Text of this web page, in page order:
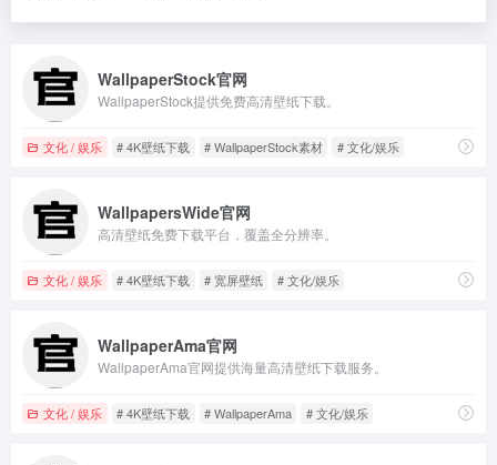
WallpaperStock官网
WallpaperStock提供免费高清壁纸下载。
文化 / 娱乐 # 4K壁纸下载 # WallpaperStock素材 # 文化/娱乐
WallpapersWide官网
高清壁纸免费下载平台，覆盖全分辨率。
文化 / 娱乐 # 4K壁纸下载 # 宽屏壁纸 # 文化/娱乐
WallpaperAma官网
WallpaperAma官网提供海量高清壁纸下载服务。
文化 / 娱乐 # 4K壁纸下载 # WallpaperAma # 文化/娱乐